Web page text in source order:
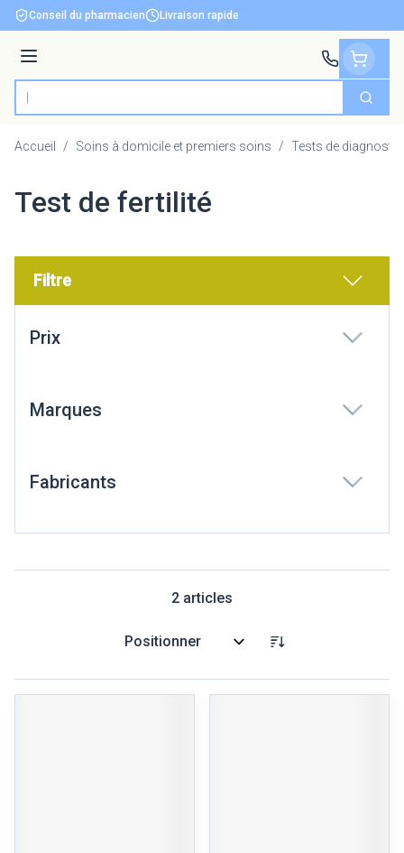
Aller au contenu
Conseil du pharmacien Livraison rapide
Menu
Rechercher
Accueil / Soins à domicile et premiers soins / Tests de diagnostic
Test de fertilité
Filtre
Prix
Marques
Fabricants
2 articles
Trier par: